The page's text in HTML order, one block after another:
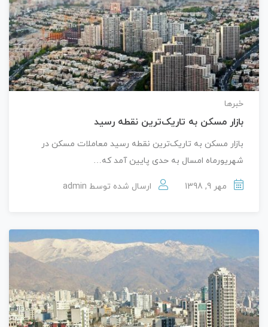
خبرها
بازار مسکن به تاریک‌ترین نقطه رسید
بازار مسکن به تاریک‌ترین نقطه رسید معاملات مسکن در
شهریورماه امسال به حدی پایین آمد که…
مهر 9, 1398 ارسال شده توسط admin